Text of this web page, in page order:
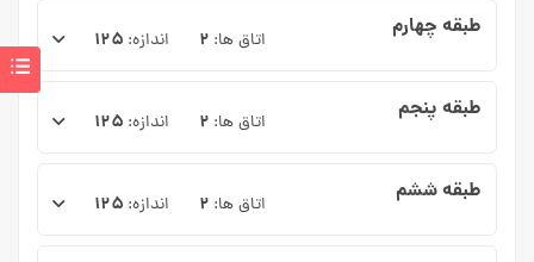
طبقه چهارم اتاق ها: اندازه:
طبقه پنجم اتاق ها: اندازه:
طبقه ششم اتاق ها: اندازه: